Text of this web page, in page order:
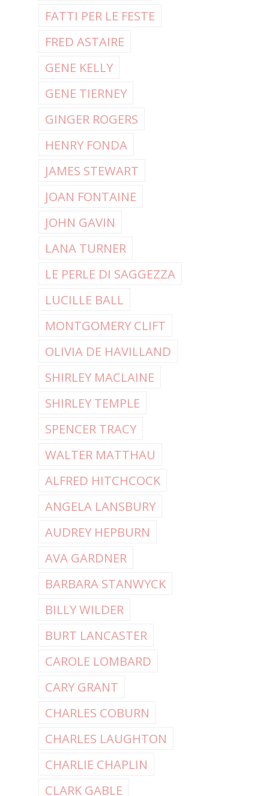
FATTI PER LE FESTE
FRED ASTAIRE
GENE KELLY
GENE TIERNEY
GINGER ROGERS
HENRY FONDA
JAMES STEWART
JOAN FONTAINE
JOHN GAVIN
LANA TURNER
LE PERLE DI SAGGEZZA
LUCILLE BALL
MONTGOMERY CLIFT
OLIVIA DE HAVILLAND
SHIRLEY MACLAINE
SHIRLEY TEMPLE
SPENCER TRACY
WALTER MATTHAU
ALFRED HITCHCOCK
ANGELA LANSBURY
AUDREY HEPBURN
AVA GARDNER
BARBARA STANWYCK
BILLY WILDER
BURT LANCASTER
CAROLE LOMBARD
CARY GRANT
CHARLES COBURN
CHARLES LAUGHTON
CHARLIE CHAPLIN
CLARK GABLE